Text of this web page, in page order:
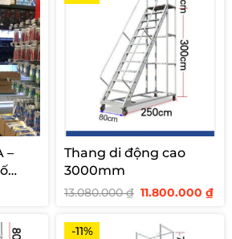
–
Thang di động cao
3000mm
13.080.000₫ Giá
gốc
13.080.000 ₫.
11.800.000₫Giá
-11%